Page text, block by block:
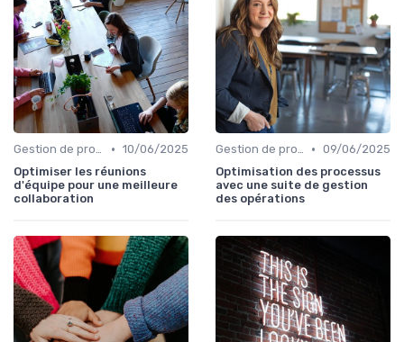
Gestion de projets • 10/06/2025
Optimiser les réunions
d'équipe pour une meilleure
collaboration
Gestion de projets • 09/06/2025
Optimisation des processus
avec une suite de gestion
des opérations